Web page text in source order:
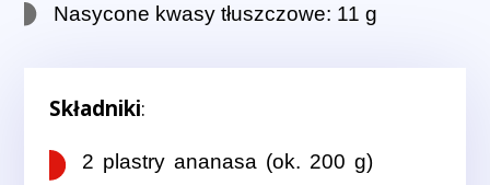
Nasycone kwasy tłuszczowe: 11 g
Składniki:
2 plastry ananasa (ok. 200 g)